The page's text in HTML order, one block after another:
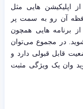
اپلیکیشن هایی مثل
آن رو به سمت پر
برنامه هایی همچون
در مجموع می‌توان
قابل قبولی دارد و
مبتنی بر اندروید وان یک ویژگی مثبت